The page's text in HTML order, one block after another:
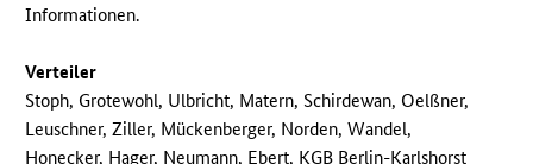
Informationen.
Verteiler
Stoph, Grotewohl, Ulbricht, Matern, Schirdewan, Oelßner,
Leuschner, Ziller, Mückenberger, Norden, Wandel,
Honecker, Hager, Neumann, Ebert, KGB Berlin-Karlshorst